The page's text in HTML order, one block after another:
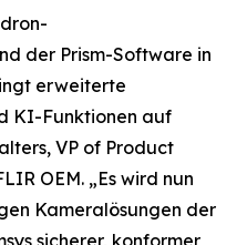
der Prism-Software in
erweiterte
KI-Funktionen auf
VP of Product
OEM. „Es wird nun
Kameralösungen der
sicherer, konformer